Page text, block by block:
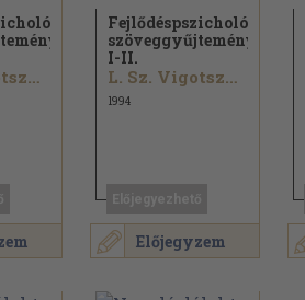
L. Sz. Vigotszkij...
Előjegyzem
Fejlődéspszichológia
szöveggyűjtemény
I-II.
L. Sz. Vigotszkij...
1994